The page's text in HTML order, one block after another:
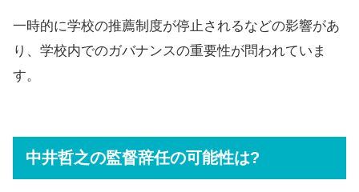
一時的に学校の推薦制度が停止されるなどの影響があ
り、学校内でのガバナンスの重要性が問われていま
す。
中井哲之の監督辞任の可能性は?